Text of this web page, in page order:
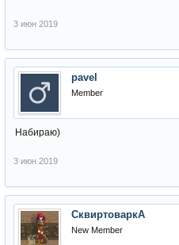
3 июн 2019
pavel
Member
Набираю)
3 июн 2019
СквиртоваркА
New Member